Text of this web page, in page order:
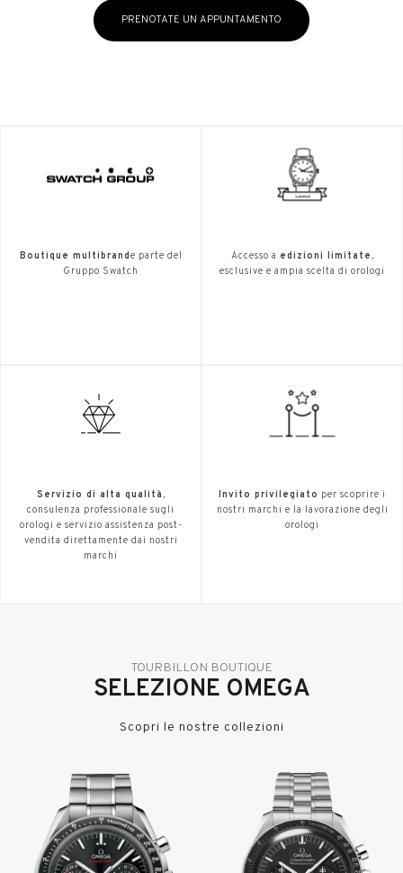
PRENOTATE UN APPUNTAMENTO
Boutique multibrand e parte del
Gruppo Swatch
Accesso a edizioni limitate,
esclusive e ampia scelta di orologi
Servizio di alta qualità,
consulenza professionale sugli
orologi e servizio assistenza post-
vendita direttamente dai nostri
marchi
Invito privilegiato per scoprire i
nostri marchi e la lavorazione degli
orologi
TOURBILLON BOUTIQUE
SELEZIONE OMEGA
Scopri le nostre collezioni